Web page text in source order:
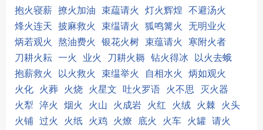
抱火寝薪 撩火加油 束藴请火 灯火辉煌
不避汤火
烽火连天
披麻救火 束缊请火 狐鸣篝火
无明业火
炳若观火
熬油费火 银花火树 束蕴请火
寒附火者
刀耕火耘 一火 业火 刀耕火耨 钻火得冰
以火去蛾
抱薪救火
以火救火 束缊举火 自相水火
炳如观火
火化
火葬 火烧 火星文 吐火罗语 火不思
灭火器
火犁
淬火 烟火 火山 火成岩 火红 火绒 火棘
火头
火铺 过火 火纸 火鸡 火燎 底火 火车 火罐 请火